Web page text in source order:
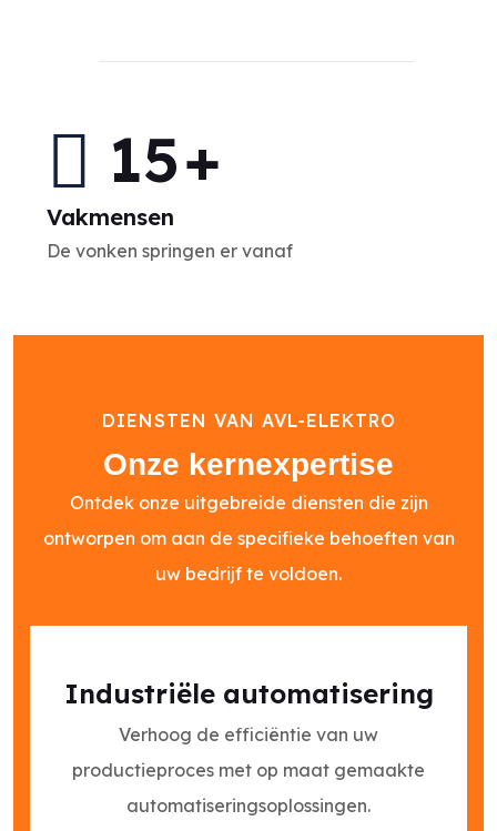
15+
Vakmensen
De vonken springen er vanaf
DIENSTEN VAN AVL-ELEKTRO
Onze kernexpertise
Ontdek onze uitgebreide diensten die zijn
ontworpen om aan de specifieke behoeften van
uw bedrijf te voldoen.
Industriële automatisering
Verhoog de efficiëntie van uw
productieproces met op maat gemaakte
automatiseringsoplossingen.